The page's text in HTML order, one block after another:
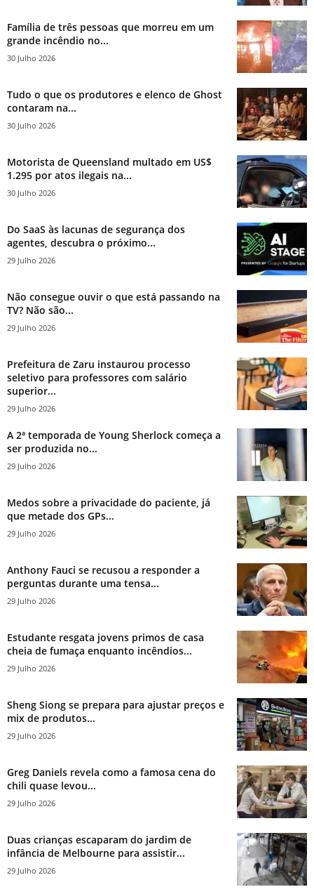
Família de três pessoas que morreu em um
grande incêndio no...
30 Julho 2026
Tudo o que os produtores e elenco de Ghost
contaram na...
30 Julho 2026
Motorista de Queensland multado em US$
1.295 por atos ilegais na...
30 Julho 2026
Do SaaS às lacunas de segurança dos
agentes, descubra o próximo...
29 Julho 2026
Não consegue ouvir o que está passando na
TV? Não são...
29 Julho 2026
Prefeitura de Zaru instaurou processo
seletivo para professores com salário
superior...
29 Julho 2026
A 2ª temporada de Young Sherlock começa a
ser produzida no...
29 Julho 2026
Medos sobre a privacidade do paciente, já
que metade dos GPs...
29 Julho 2026
Anthony Fauci se recusou a responder a
perguntas durante uma tensa...
29 Julho 2026
Estudante resgata jovens primos de casa
cheia de fumaça enquanto incêndios...
29 Julho 2026
Sheng Siong se prepara para ajustar preços e
mix de produtos...
29 Julho 2026
Greg Daniels revela como a famosa cena do
chili quase levou...
29 Julho 2026
Duas crianças escaparam do jardim de
infância de Melbourne para assistir...
29 Julho 2026